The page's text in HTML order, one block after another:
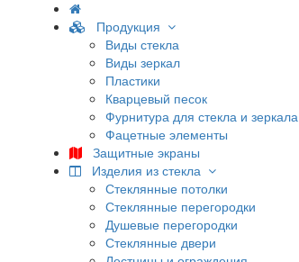
Продукция
Виды стекла
Виды зеркал
Пластики
Кварцевый песок
Фурнитура для стекла и зеркала
Фацетные элементы
Защитные экраны
Изделия из стекла
Стеклянные потолки
Стеклянные перегородки
Душевые перегородки
Стеклянные двери